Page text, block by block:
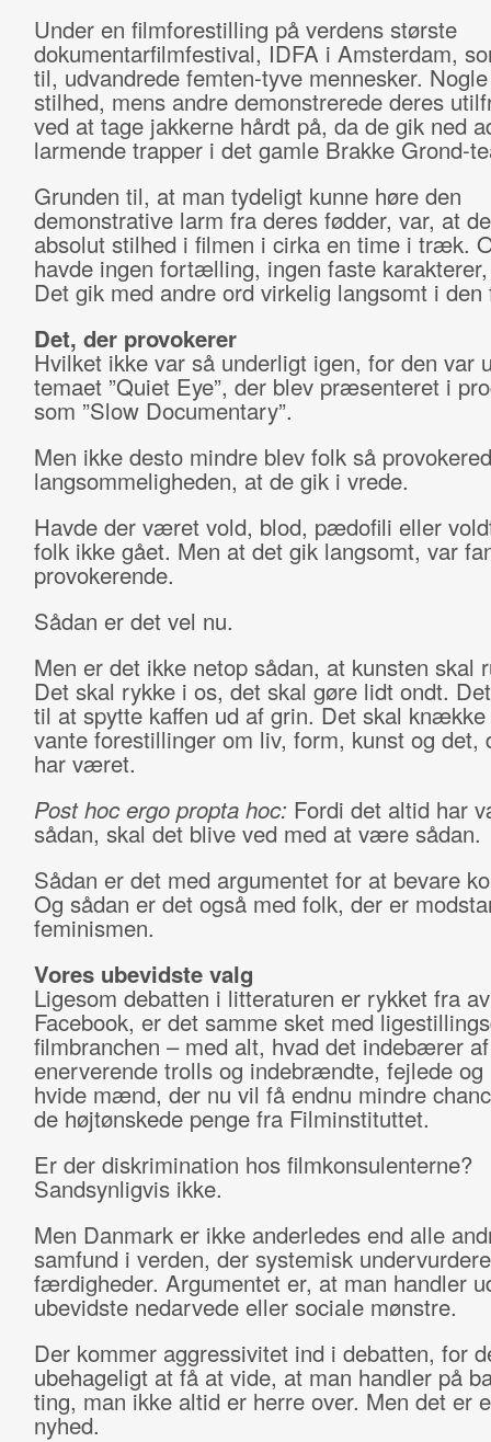
Under en filmforestilling på verdens største
dokumentarfilmfestival, IDFA i Amsterdam,
til, udvandrede femten-tyve mennesker.
stilhed, mens andre demonstrerede deres
ved at tage jakkerne hårdt på, da de gik ned
larmende trapper i det gamle Brakke Grond-
Grunden til, at man tydeligt kunne høre den
demonstrative larm fra deres fødder, var, at
absolut stilhed i filmen i cirka en time i træk.
havde ingen fortælling, ingen faste
Det gik med andre ord virkelig langsomt i den
Det, der provokerer
Hvilket ikke var så underligt igen, for den var
temaet ”Quiet Eye”, der blev præsenteret i
som ”Slow Documentary”.
Men ikke desto mindre blev folk så
langsommeligheden, at de gik i vrede.
Havde der været vold, blod, pædofili eller
folk ikke gået. Men at det gik langsomt, var
provokerende.
Sådan er det vel nu.
Men er det ikke netop sådan, at kunsten skal
Det skal rykke i os, det skal gøre lidt ondt.
til at spytte kaffen ud af grin. Det skal knække
vante forestillinger om liv, form, kunst og det,
har været.
Post hoc ergo propta hoc: Fordi det altid har
sådan, skal det blive ved med at være sådan.
Sådan er det med argumentet for at bevare
Og sådan er det også med folk, der er
feminismen.
Vores ubevidste valg
Ligesom debatten i litteraturen er rykket fra
Facebook, er det samme sket med
filmbranchen – med alt, hvad det indebærer af
enerverende trolls og indebrændte, fejlede og
hvide mænd, der nu vil få endnu mindre
de højtønskede penge fra Filminstituttet.
Er der diskrimination hos filmkonsulenterne?
Sandsynligvis ikke.
Men Danmark er ikke anderledes end alle
samfund i verden, der systemisk
færdigheder. Argumentet er, at man handler
ubevidste nedarvede eller sociale mønstre.
Der kommer aggressivitet ind i debatten, for
ubehageligt at få at vide, at man handler på
ting, man ikke altid er herre over. Men det er
nyhed.